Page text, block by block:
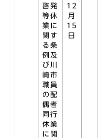
啓発
等休
業に
関す
る条
例及
び川
崎市
職員
の配
偶者
同行
休業
に関
12
月
15
日